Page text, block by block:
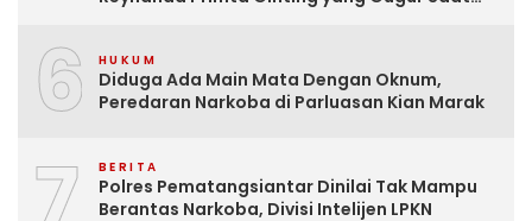
6 HUKUM
Diduga Ada Main Mata Dengan Oknum,
Peredaran Narkoba di Parluasan Kian Marak
BERITA
Polres Pematangsiantar Dinilai Tak Mampu
Berantas Narkoba, Divisi Intelijen LPKN